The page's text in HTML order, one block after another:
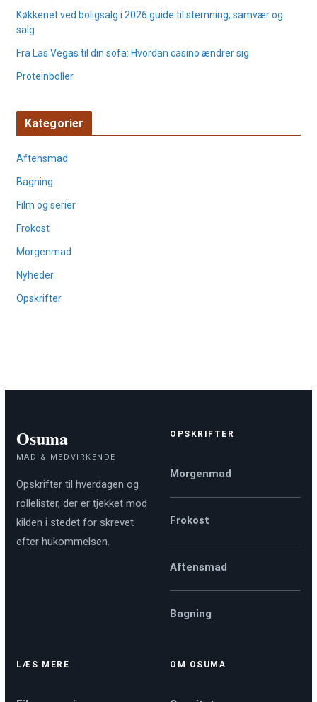
Køkkenet ved boligsalg i 2026 guide til stemning, samvær og
salg
Fra Las Vegas til din sofa: Hvordan casino ændrer sig
Proteinboller
Kategorier
Aftensmad
Bagning
Film og serier
Frokost
Morgenmad
Nyheder
Opskrifter
Osuma
MAD & MEDVIRKENDE
Opskrifter til hverdagen og
rollelister, der er tjekket mod
kilden i stedet for skrevet
efter hukommelsen.
OPSKRIFTER
Morgenmad
Frokost
Aftensmad
Bagning
LÆS MERE OM OSUMA